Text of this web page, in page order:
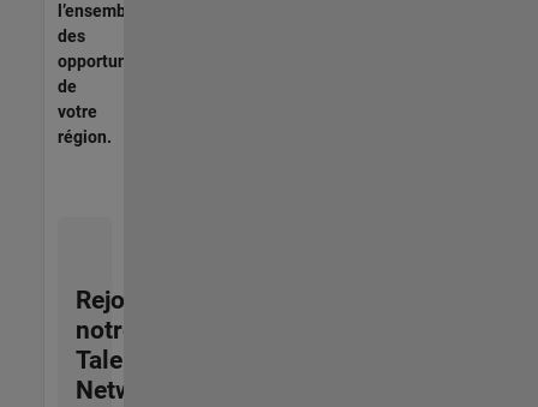
l’ensemble
des
opportunités
de
votre
région.
Rejoignez
notre
Talent
Network